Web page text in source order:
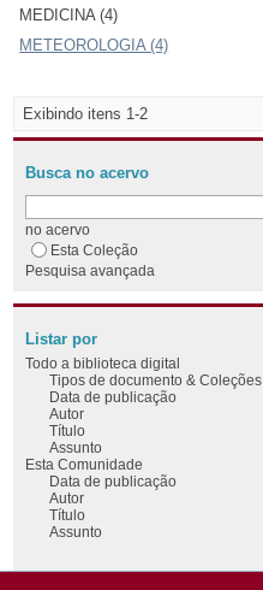
MEDICINA (4)
METEOROLOGIA (4)
Exibindo itens 1-2
Busca no acervo
no acervo
Esta Coleção
Pesquisa avançada
Listar por
Todo a biblioteca digital
Tipos de documento & Coleções
Data de publicação
Autor
Título
Assunto
Esta Comunidade
Data de publicação
Autor
Título
Assunto